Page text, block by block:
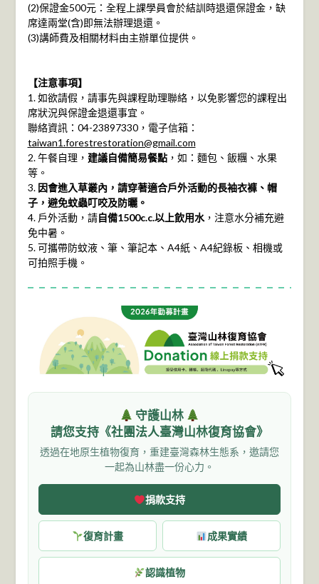
(2)保證金500元：全程上課學員會於結訓時退還保證金，缺
席達兩堂(含)即無法辦理退還。
(3)講師費及相關材料由主辦單位提供。
【注意事項】
1. 如欲請假，請事先與課程助理聯絡，以免影響您的課程出
席狀況與保證金退還事宜。
聯絡資訊：04-23897330，電子信箱：
taiwan1.forestrestoration@gmail.com
2. 午餐自理， 建議自備簡易餐點，如：麵包、飯糰、水果
等。
3. 因會進入草叢內，請穿著適合戶外活動的長袖衣褲、帽
子，避免蚊蟲叮咬及防曬。
4. 戶外活動，請自備1500c.c.以上飲用水，注意水分補充避
免中暑。
5. 可攜帶防蚊液、筆、筆記本、A4紙、A4紀錄板、相機或
可拍照手機。
守護山林
請您支持《社團法人臺灣山林復育協會》
透過在地原生植物復育，重建臺灣森林生態系，邀請您
一起為山林盡一份心力。
捐款支持
復育計畫 成果實績
認識植物